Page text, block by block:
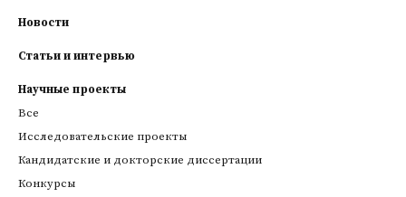
Новости
Статьи и интервью
Научные проекты
Все
Исследовательские проекты
Кандидатские и докторские диссертации
Конкурсы